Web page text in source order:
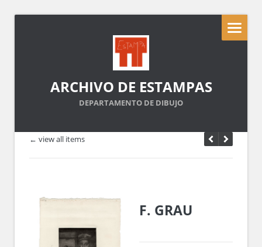
ARCHIVO DE ESTAMPAS
DEPARTAMENTO DE DIBUJO
← view all items
F. GRAU